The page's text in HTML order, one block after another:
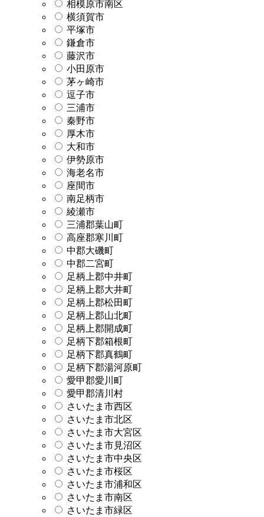
相模原市南区
横須賀市
平塚市
鎌倉市
藤沢市
小田原市
茅ヶ崎市
逗子市
三浦市
秦野市
厚木市
大和市
伊勢原市
海老名市
座間市
南足柄市
綾瀬市
三浦郡葉山町
高座郡寒川町
中郡大磯町
中郡二宮町
足柄上郡中井町
足柄上郡大井町
足柄上郡松田町
足柄上郡山北町
足柄上郡開成町
足柄下郡箱根町
足柄下郡真鶴町
足柄下郡湯河原町
愛甲郡愛川町
愛甲郡清川村
さいたま市西区
さいたま市北区
さいたま市大宮区
さいたま市見沼区
さいたま市中央区
さいたま市桜区
さいたま市浦和区
さいたま市南区
さいたま市緑区